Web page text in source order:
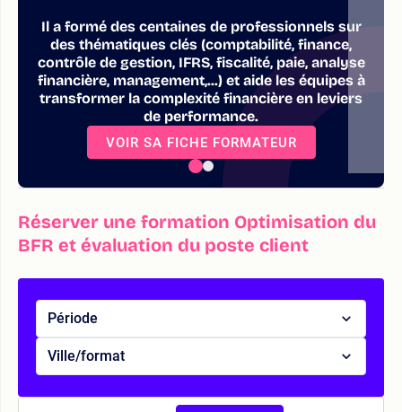
Il a formé des centaines de professionnels sur
des thématiques clés (comptabilité, finance,
contrôle de gestion, IFRS, fiscalité, paie, analyse
financière, management,...) et aide les équipes à
transformer la complexité financière en leviers
de performance.
VOIR SA FICHE FORMATEUR
Réserver une formation Optimisation du
BFR et évaluation du poste client
Période
Ville/format